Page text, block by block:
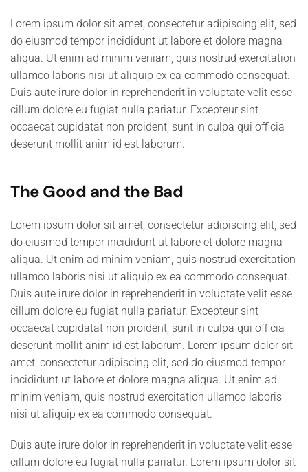
Lorem ipsum dolor sit amet, consectetur adipiscing elit, sed
do eiusmod tempor incididunt ut labore et dolore magna
aliqua. Ut enim ad minim veniam, quis nostrud exercitation
ullamco laboris nisi ut aliquip ex ea commodo consequat.
Duis aute irure dolor in reprehenderit in voluptate velit esse
cillum dolore eu fugiat nulla pariatur. Excepteur sint
occaecat cupidatat non proident, sunt in culpa qui officia
deserunt mollit anim id est laborum.
The Good and the Bad
Lorem ipsum dolor sit amet, consectetur adipiscing elit, sed
do eiusmod tempor incididunt ut labore et dolore magna
aliqua. Ut enim ad minim veniam, quis nostrud exercitation
ullamco laboris nisi ut aliquip ex ea commodo consequat.
Duis aute irure dolor in reprehenderit in voluptate velit esse
cillum dolore eu fugiat nulla pariatur. Excepteur sint
occaecat cupidatat non proident, sunt in culpa qui officia
deserunt mollit anim id est laborum. Lorem ipsum dolor sit
amet, consectetur adipiscing elit, sed do eiusmod tempor
incididunt ut labore et dolore magna aliqua. Ut enim ad
minim veniam, quis nostrud exercitation ullamco laboris
nisi ut aliquip ex ea commodo consequat.
Duis aute irure dolor in reprehenderit in voluptate velit esse
cillum dolore eu fugiat nulla pariatur. Lorem ipsum dolor sit